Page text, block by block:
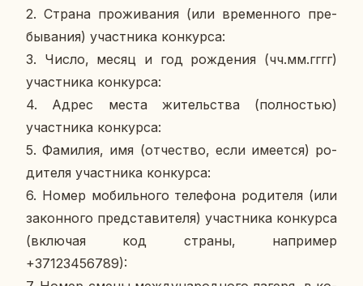
2. Страна про­жи­ва­ния (или вре­мен­но­го пре­
бы­ва­ния) участ­ни­ка кон­кур­са:
3. Число, месяц и год рож­де­ния (чч.мм.гггг)
участ­ни­ка кон­кур­са:
4. Адрес места жи­тель­ства (пол­но­стью)
участ­ни­ка кон­кур­са:
5. Фа­ми­лия, имя (от­че­ство, если име­ет­ся) ро­
ди­те­ля участ­ни­ка кон­кур­са:
6. Номер мо­биль­но­го те­ле­фо­на ро­ди­те­ля (или
за­кон­но­го пред­ста­ви­те­ля) участ­ни­ка кон­кур­са
(вклю­чая код страны, на­при­мер
+37123456789):